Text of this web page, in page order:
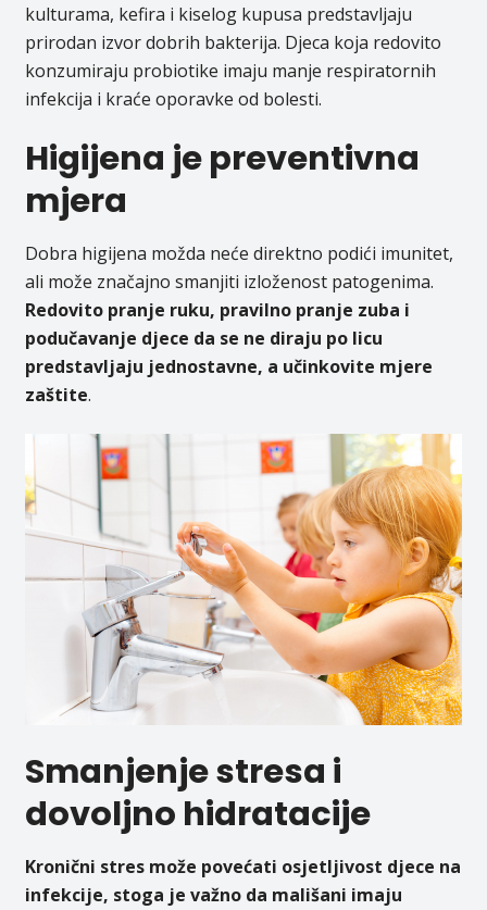
kulturama, kefira i kiselog kupusa predstavljaju
prirodan izvor dobrih bakterija. Djeca koja redovito
konzumiraju probiotike imaju manje respiratornih
infekcija i kraće oporavke od bolesti.
Higijena je preventivna
mjera
Dobra higijena možda neće direktno podići imunitet,
ali može značajno smanjiti izloženost patogenima.
Redovito pranje ruku, pravilno pranje zuba i
podučavanje djece da se ne diraju po licu
predstavljaju jednostavne, a učinkovite mjere
zaštite.
Smanjenje stresa i
dovoljno hidratacije
Kronični stres može povećati osjetljivost djece na
infekcije, stoga je važno da mališani imaju